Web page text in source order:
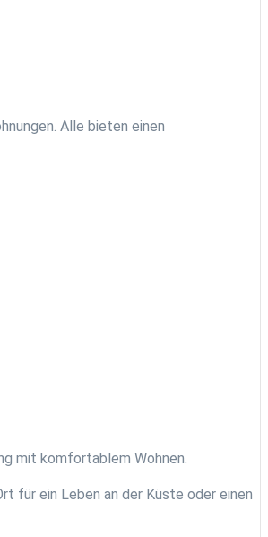
Alle bieten einen
mit komfortablem Wohnen.
für ein Leben an der Küste oder einen